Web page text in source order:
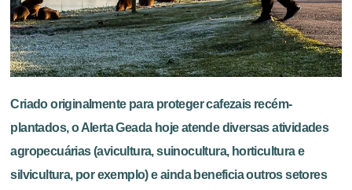
Criado originalmente para proteger cafezais recém-
plantados, o Alerta Geada hoje atende diversas atividades
agropecuárias (avicultura, suinocultura, horticultura e
silvicultura, por exemplo) e ainda beneficia outros setores